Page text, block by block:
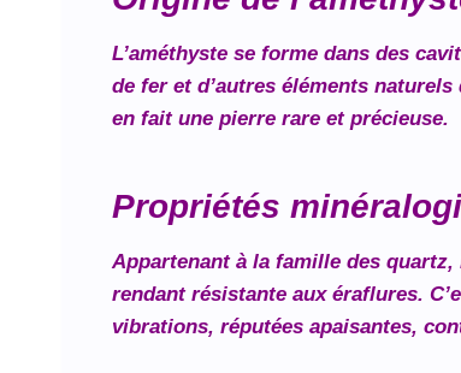
L’améthyste se forme dans des
de fer et d’autres éléments
en fait une pierre rare et précieuse.
Propriétés
Appartenant à la famille des quartz,
rendant résistante aux éraflures.
vibrations, réputées apaisantes,